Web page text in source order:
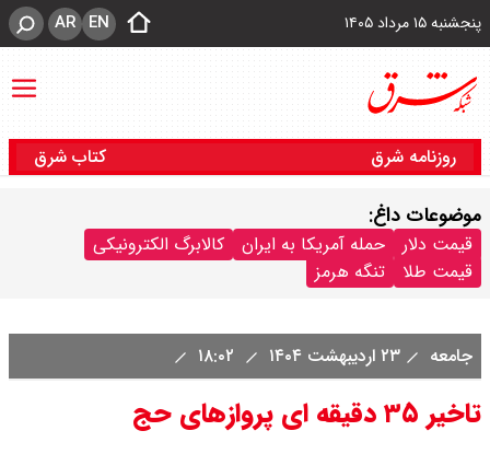
پنجشنبه ۱۵ مرداد ۱۴۰۵ EN
AR
روزنامه شرق کتاب شرق
موضوعات داغ:
قیمت دلار حمله آمریکا به ایران
کالابرگ الکترونیکی
قیمت طلا
تنگه هرمز
جامعه ۲۳ اردیبهشت ۱۴۰۴
تاخیر ۳۵ دقیقه ای پروازهای حج